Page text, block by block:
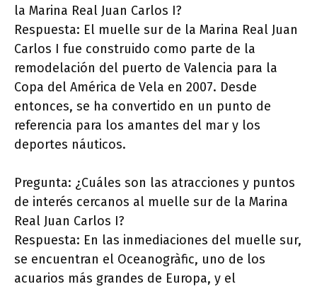
la Marina Real Juan Carlos I?
Respuesta: El muelle sur de la Marina Real Juan
Carlos I fue construido como parte de la
remodelación del puerto de Valencia para la
Copa del América de Vela en 2007. Desde
entonces, se ha convertido en un punto de
referencia para los amantes del mar y los
deportes náuticos.
Pregunta: ¿Cuáles son las atracciones y puntos
de interés cercanos al muelle sur de la Marina
Real Juan Carlos I?
Respuesta: En las inmediaciones del muelle sur,
se encuentran el Oceanogràfic, uno de los
acuarios más grandes de Europa, y el